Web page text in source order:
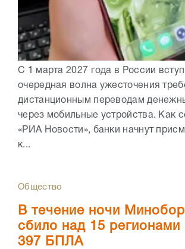
С 1 марта 2027 года в России
очередная волна ужесточения
дистанционным переводам
через мобильные устройства. Как
«РИА Новости», банки начнут
к...
Общество
В течение ночи
сбило над 15 регионами
397 БПЛА